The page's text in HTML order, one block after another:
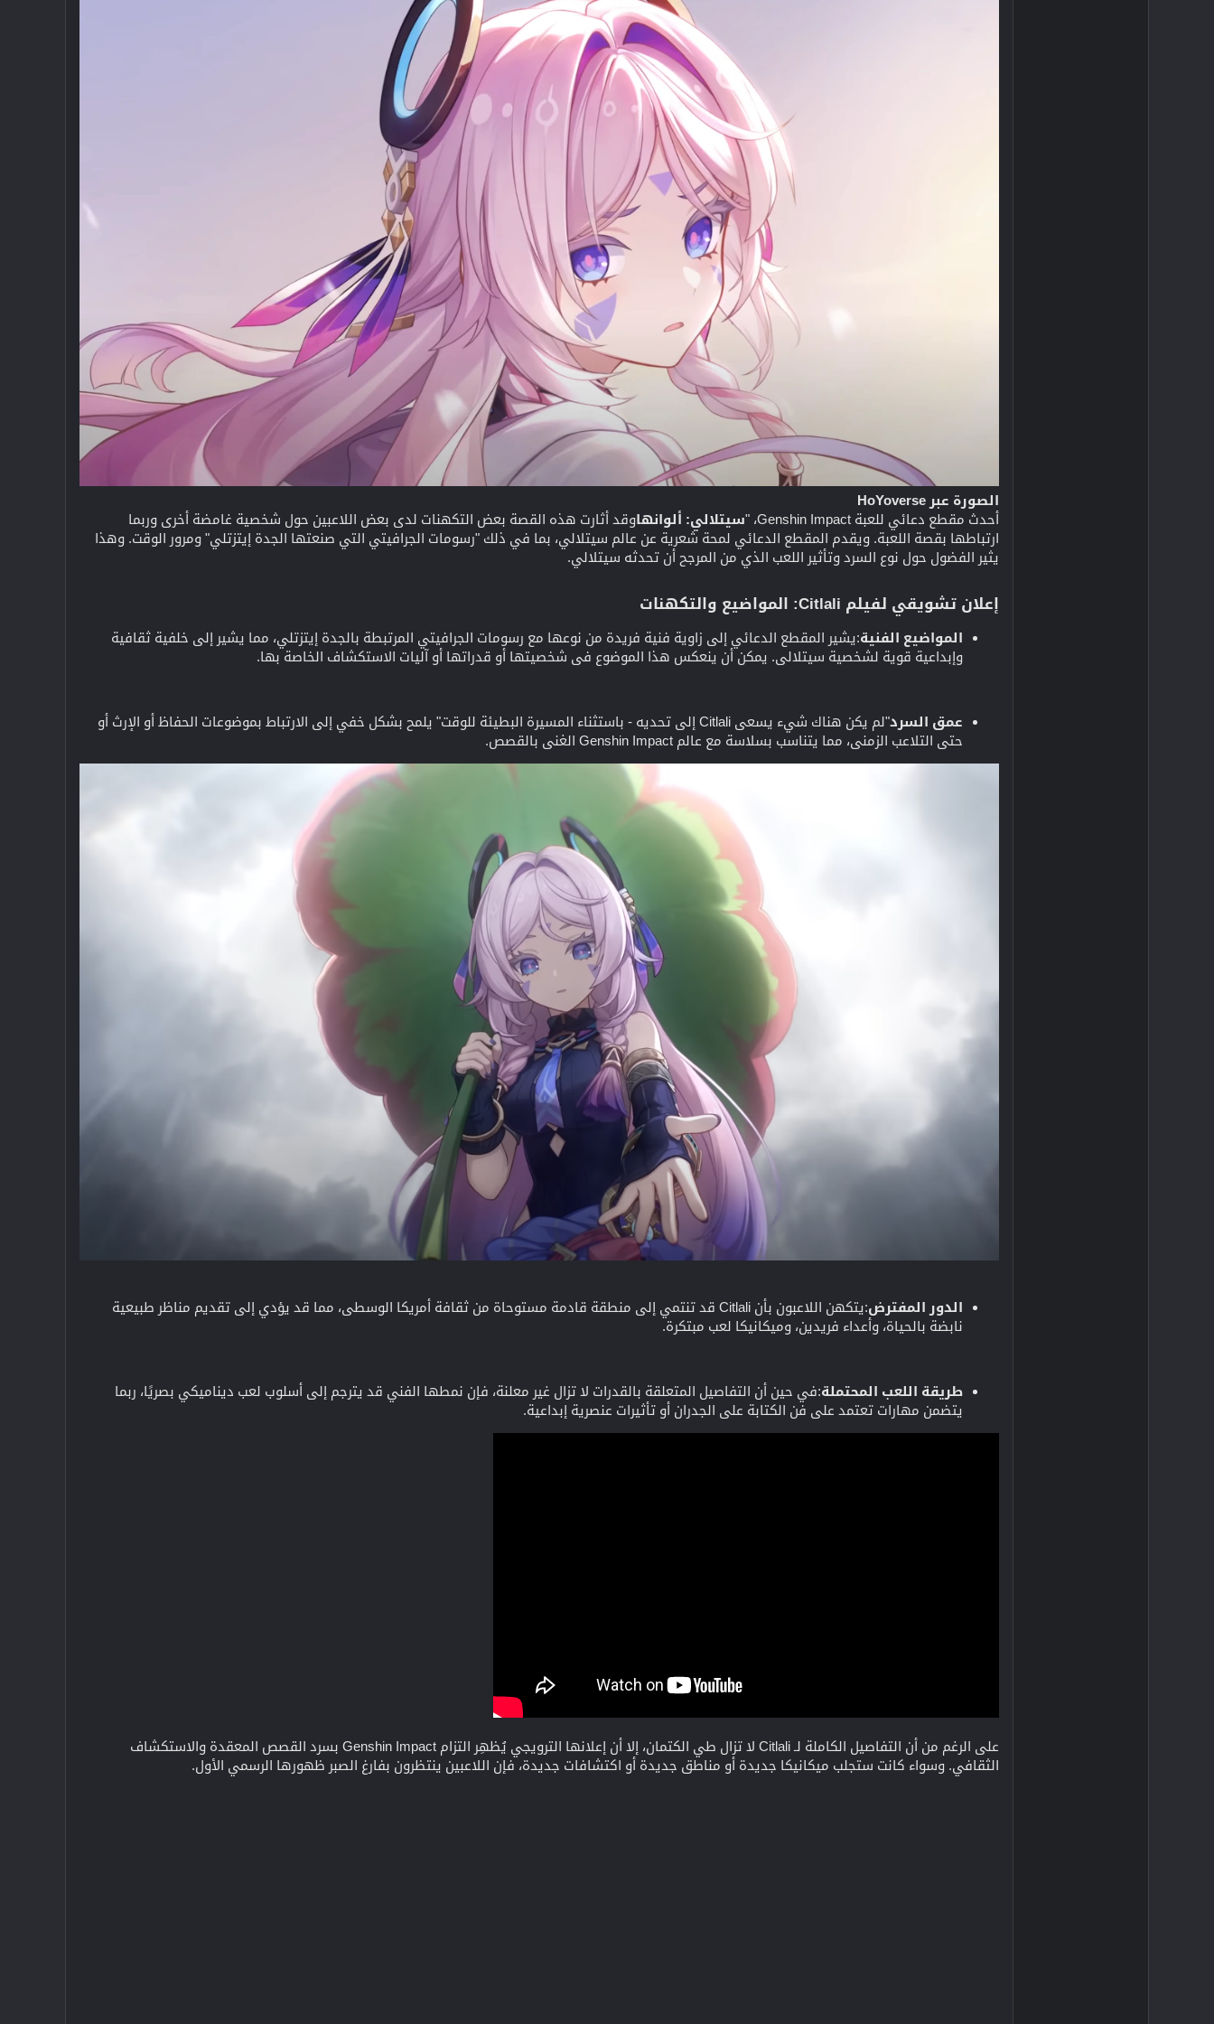
الصورة عبر HoYoverse
أحدث مقطع دعائي للعبة Genshin Impact، "
سيتلالي: ألوانهاوقد أثارت هذه القصة بعض التكهنات لدى بعض اللاعبين حول شخصية غامضة أخرى وربما
ارتباطها بقصة اللعبة. ويقدم المقطع الدعائي لمحة شعرية عن عالم سيتلالي، بما في ذلك "رسومات الجرافيتي التي صنعتها الجدة إيتزتلي" ومرور الوقت. وهذا
يثير الفضول حول نوع السرد وتأثير اللعب الذي من المرجح أن تحدثه سيتلالي.
إعلان تشويقي لفيلم Citlali: المواضيع والتكهنات
المواضيع الفنية:يشير المقطع الدعائي إلى زاوية فنية فريدة من نوعها مع رسومات الجرافيتي المرتبطة بالجدة إيتزتلي، مما يشير إلى خلفية ثقافية
وإبداعية قوية لشخصية سيتلالي. يمكن أن ينعكس هذا الموضوع في شخصيتها أو قدراتها أو آليات الاستكشاف الخاصة بها.
عمق السرد
"لم يكن هناك شيء يسعى Citlali إلى تحديه - باستثناء المسيرة البطيئة للوقت" يلمح بشكل خفي إلى الارتباط بموضوعات الحفاظ أو الإرث أو
حتى التلاعب الزمني، مما يتناسب بسلاسة مع عالم Genshin Impact الغني بالقصص.
الدور المفترض
:يتكهن اللاعبون بأن Citlali قد تنتمي إلى منطقة قادمة مستوحاة من ثقافة أمريكا الوسطى، مما قد يؤدي إلى تقديم مناظر طبيعية
نابضة بالحياة، وأعداء فريدين، وميكانيكا لعب مبتكرة.
طريقة اللعب المحتملة:في حين أن التفاصيل المتعلقة بالقدرات لا تزال غير معلنة، فإن نمطها الفني قد يترجم إلى أسلوب لعب ديناميكي بصريًا، ربما
يتضمن مهارات تعتمد على فن الكتابة على الجدران أو تأثيرات عنصرية إبداعية.
على الرغم من أن التفاصيل الكاملة لـ Citlali لا تزال طي الكتمان، إلا أن إعلانها الترويجي يُظهِر التزام Genshin Impact بسرد القصص المعقدة والاستكشاف
الثقافي. وسواء كانت ستجلب ميكانيكا جديدة أو مناطق جديدة أو اكتشافات جديدة، فإن اللاعبين ينتظرون بفارغ الصبر ظهورها الرسمي الأول.